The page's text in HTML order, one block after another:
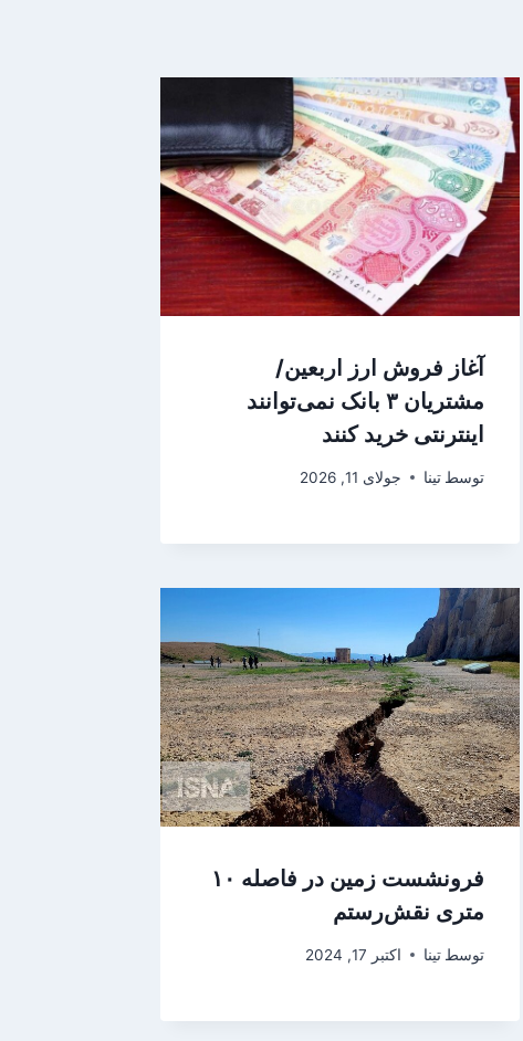
آغاز فروش ارز اربعین/
مشتریان ۳ بانک نمی‌توانند
اینترنتی خرید کنند
توسط تینا جولای 11, 2026
فرونشست‌ زمین در فاصله ۱۰
متری نقش‌رستم
توسط تینا اکتبر 17, 2024